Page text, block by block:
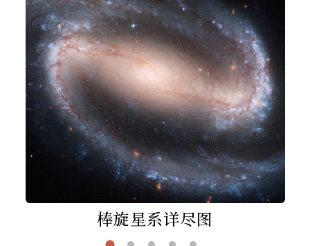
棒旋星系详尽图